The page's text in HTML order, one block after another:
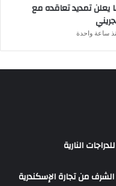
يعلن تمديد تعاقده مع
ساعة واحدة
النارية
من تجارة الإسكندرية